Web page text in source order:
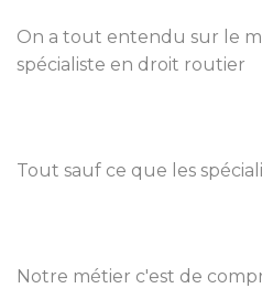
On a tout entendu sur le
spécialiste en droit routier
Tout sauf ce que les
Notre métier c'est de